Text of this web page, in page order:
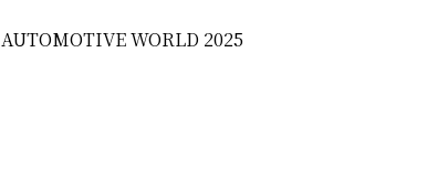
AUTOMOTIVE WORLD 2025